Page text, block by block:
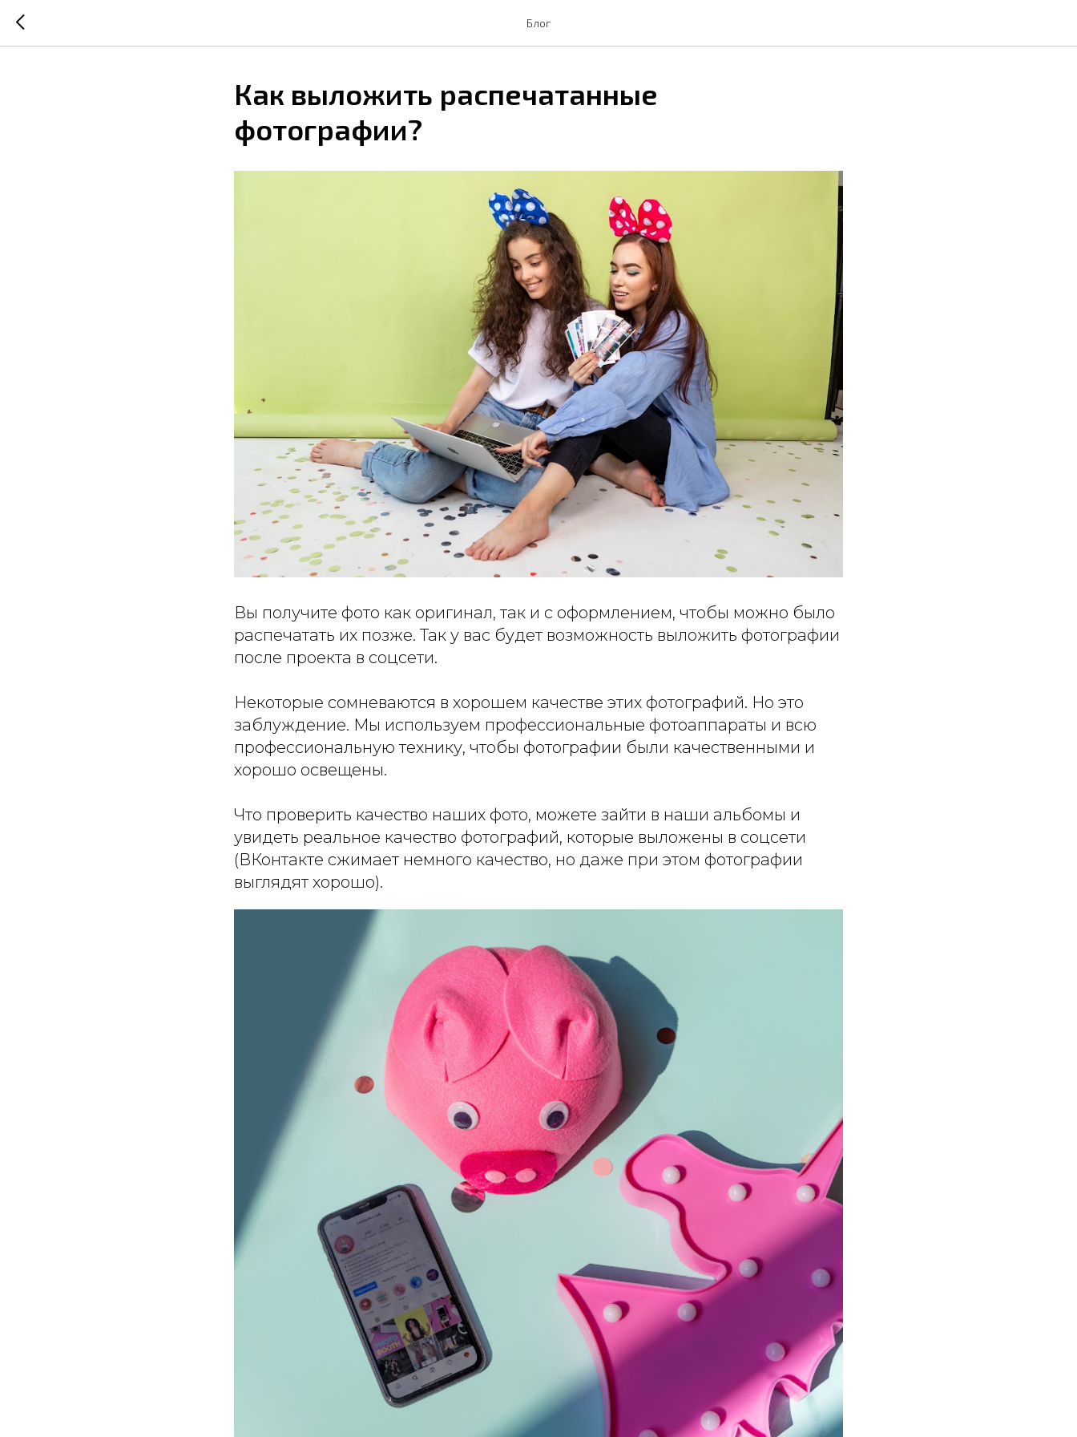
Блог
Как выложить распечатанные
фотографии?
Вы получите фото как оригинал, так и с оформлением, чтобы можно было
распечатать их позже. Так у вас будет возможность выложить фотографии
после проекта в соцсети.
Некоторые сомневаются в хорошем качестве этих фотографий. Но это
заблуждение. Мы используем профессиональные фотоаппараты и всю
профессиональную технику, чтобы фотографии были качественными и
хорошо освещены.
Что проверить качество наших фото, можете зайти в наши альбомы и
увидеть реальное качество фотографий, которые выложены в соцсети
(ВКонтакте сжимает немного качество, но даже при этом фотографии
выглядят хорошо).